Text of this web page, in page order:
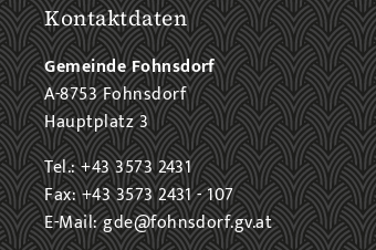
Kontaktdaten
Gemeinde Fohnsdorf
A-8753 Fohnsdorf
Hauptplatz 3
Tel.: +43 3573 2431
Fax: +43 3573 2431 - 107
E-Mail: gde@fohnsdorf.gv.at